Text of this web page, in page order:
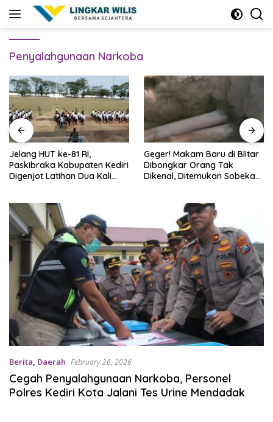
Penyalahgunaan Narkoba
Jelang HUT ke-81 RI,
Paskibraka Kabupaten Kediri
Digenjot Latihan Dua Kali
Geger! Makam Baru di Blitar
Dibongkar Orang Tak
Dikenal, Ditemukan Sobekan
Berita, Daerah February 26, 2026
Cegah Penyalahgunaan Narkoba, Personel
Polres Kediri Kota Jalani Tes Urine Mendadak